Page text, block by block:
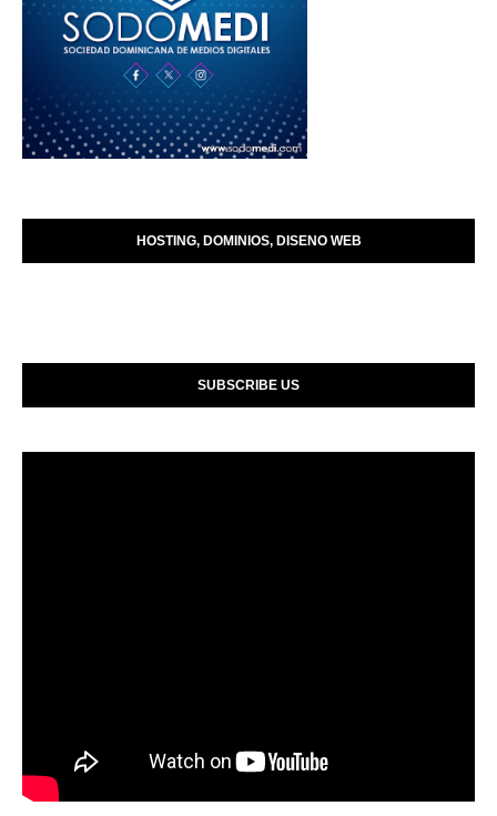
HOSTING, DOMINIOS, DISENO WEB
SUBSCRIBE US